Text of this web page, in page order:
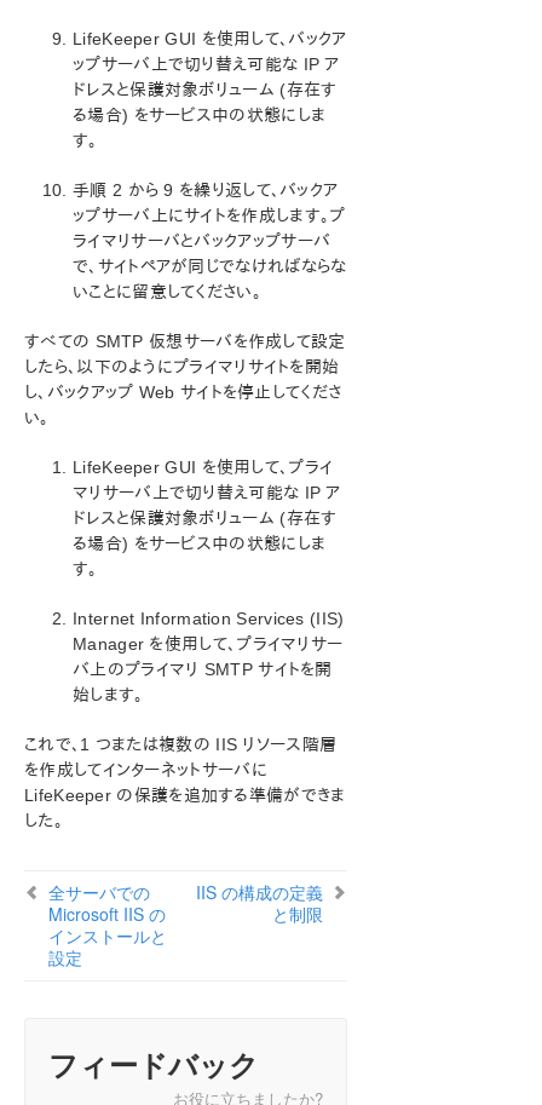
LifeKeeper Single Server Protection for Windows
LifeKeeper Single Server Protection for Windows
テクニカルドキュメンテーション
PDFでダウンロード
LifeKeeper GUI を使用して、バックア
ップサーバ上で切り替え可能な IP ア
ドレスと保護対象ボリューム (存在す
る場合) をサービス中の状態にしま
す。
手順 2 から 9 を繰り返して、バックア
ップサーバ上にサイトを作成します。プ
ライマリサーバとバックアップサーバ
で、サイトペアが同じでなければならな
いことに留意してください。
すべての SMTP 仮想サーバを作成して設定
したら、以下のようにプライマリサイトを開始
し、バックアップ Web サイトを停止してくださ
い。
LifeKeeper GUI を使用して、プライ
マリサーバ上で切り替え可能な IP ア
ドレスと保護対象ボリューム (存在す
る場合) をサービス中の状態にしま
す。
Internet Information Services (IIS)
Manager を使用して、プライマリサー
バ上のプライマリ SMTP サイトを開
始します。
これで、1 つまたは複数の IIS リソース階層
を作成してインターネットサーバに
LifeKeeper の保護を追加する準備ができま
した。
全サーバでの
Microsoft IIS の
インストールと
設定
IIS の構成の定義
と制限
フィードバック
お役に立ちましたか?